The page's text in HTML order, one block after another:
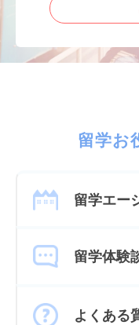
留学お
留学エー
留学体験
よくある